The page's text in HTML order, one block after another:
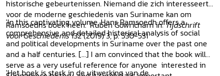
historische gebeurtenissen. Niemand die zich interesseert
voor de moderne geschiedenis van Suriname kan om
Ramsoedhs boek heen.' Ruben Gowricharn in:Tijdschrift
voor Geschiedenis132 (2019) 3, p. 530-531
'In this captivating volume, Hans Ramsoedh offers a
comprehensive and detailed historical analysis of social
and political developments in Suriname over the past one
and a half centuries. [...] I am convinced that the book will
serve as a very useful reference for anyone interested in
'Het boek is sterk in de uitwerking van de